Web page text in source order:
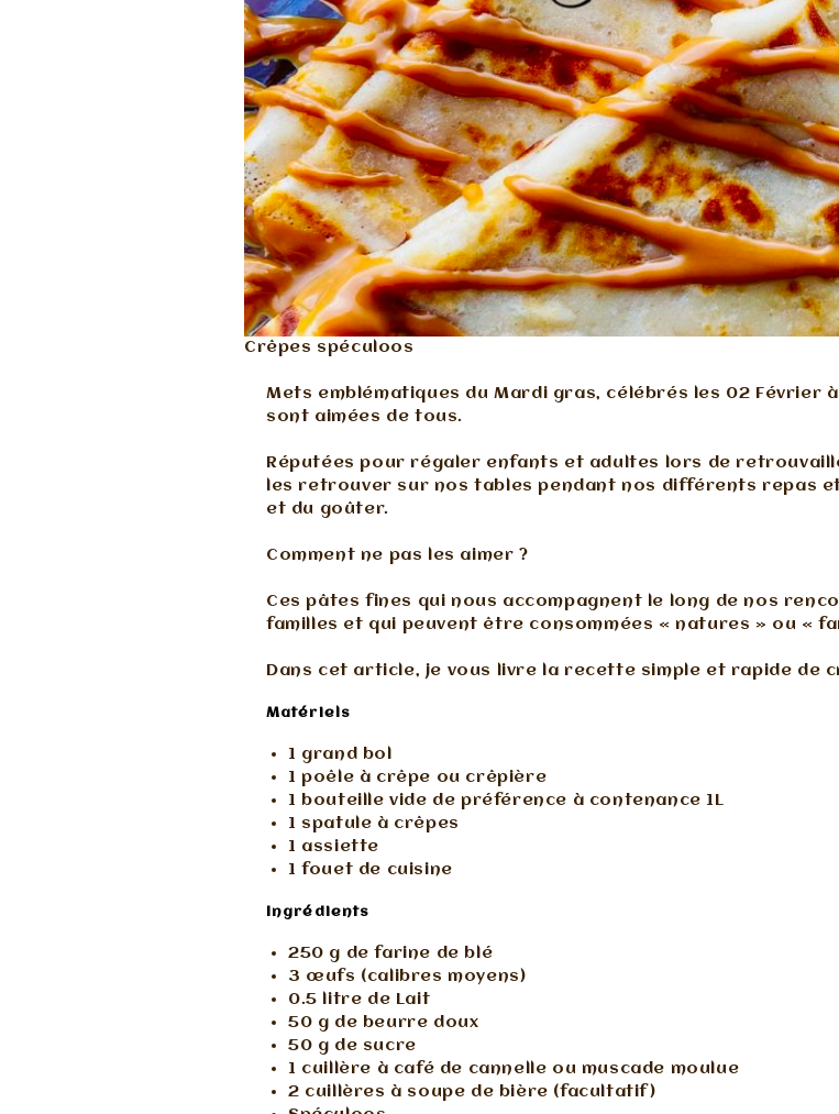
Crêpes spéculoos
Mets emblématiques du Mardi gras, célébrés les 02 Février
sont aimées de tous.
Réputées pour régaler enfants et adultes lors de
les retrouver sur nos tables pendant nos différents repas
et du goûter.
Comment ne pas les aimer ?
Ces pâtes fines qui nous accompagnent le long de nos
familles et qui peuvent être consommées « natures » ou «
Dans cet article, je vous livre la recette simple et rapide de
Matériels
1 grand bol
1 poêle à crêpe ou crêpière
1 bouteille vide de préférence à contenance 1L
1 spatule à crêpes
1 assiette
1 fouet de cuisine
Ingrédients
250 g de farine de blé
3 œufs (calibres moyens)
0.5 litre de Lait
50 g de beurre doux
50 g de sucre
1 cuillère à café de cannelle ou muscade moulue
2 cuillères à soupe de bière (facultatif)